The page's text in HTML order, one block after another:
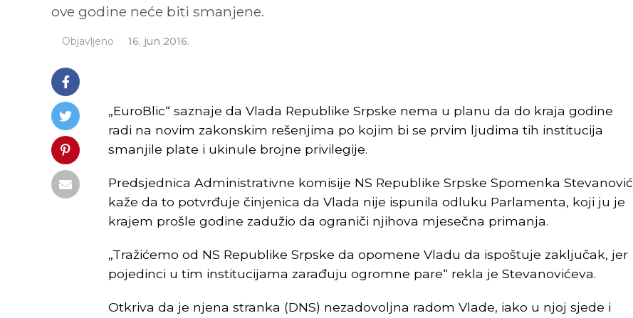
ove godine neće biti smanjene.
Objavljeno 16. jun 2016.
„EuroBlic“ saznaje da Vlada Republike Srpske nema u planu da do kraja godine
radi na novim zakonskim rešenjima po kojim bi se prvim ljudima tih institucija
smanjile plate i ukinule brojne privilegije.
Predsjednica Administrativne komisije NS Republike Srpske Spomenka Stevanović
kaže da to potvrđuje činjenica da Vlada nije ispunila odluku Parlamenta, koji ju je
krajem prošle godine zadužio da ograniči njihova mjesečna primanja.
„Tražićemo od NS Republike Srpske da opomene Vladu da ispoštuje zaključak, jer
pojedinci u tim institucijama zarađuju ogromne pare“ rekla je Stevanovićeva.
Otkriva da je njena stranka (DNS) nezadovoljna radom Vlade, iako u njoj sjede i